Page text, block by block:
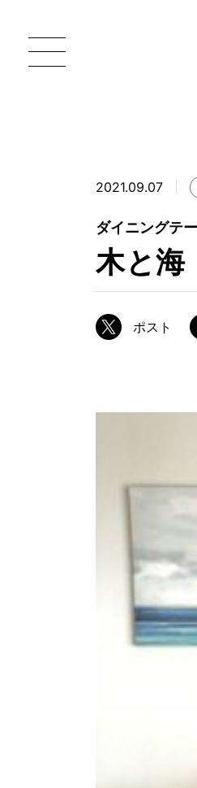
一枚板 ATELIER
MOKUBA について
職人の技能・技巧
特別なダイニングチェア
コーディネート集
2021.09.07
木と海
ダイニングテ
ポスト